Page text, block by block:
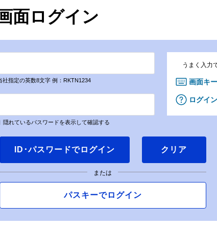
面ログイン
指定の英数8文字 例：RKTN1234
隠れているパスワードを表示して確認する
うまく入力
画面キ
ログイ
ID･パスワードでログイン クリア
または
パスキーでログイン